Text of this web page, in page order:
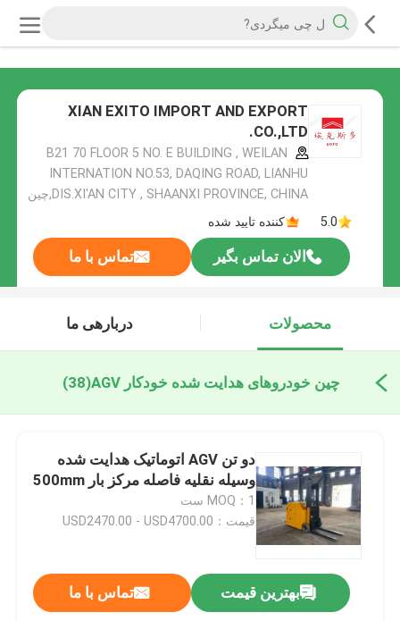
XIAN EXITO IMPORT AND EXPORT
CO.,LTD.
B21 70 FLOOR 5 NO. E BUILDING , WEILAN
INTERNATION NO.53, DAQING ROAD, LIANHU
DIS.XI'AN CITY , SHAANXI PROVINCE, CHINA,چین
5.0
کننده تایید شده
الان تماس بگیر تماس با ما
محصولات دربارهی ما
چین خودروهای هدایت شده خودکار AGV (38)
دو تن AGV اتوماتیک هدایت شده
وسیله نقلیه فاصله مرکز بار 500mm
MOQ：1 ست
قیمت：USD2470.00 - USD4700.00
بهترین قیمت تماس با ما